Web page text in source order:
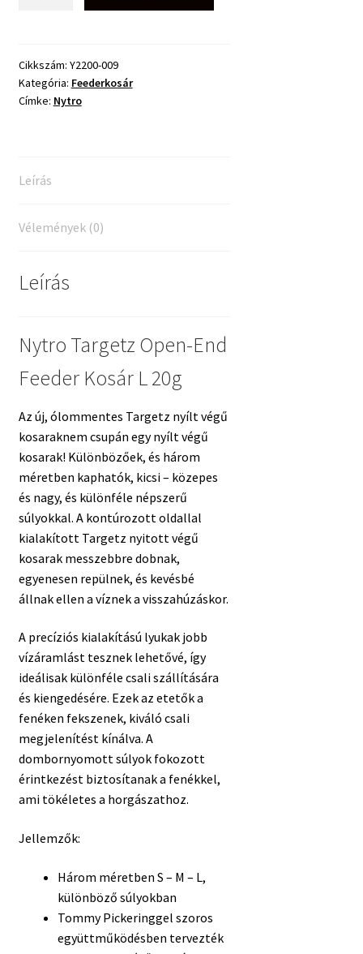
Feeder
Kosár
L
Cikkszám: Y2200-009
Kategória: Feederkosár
Címke: Nytro
Leírás
Vélemények (0)
Leírás
Nytro Targetz Open-End
Feeder Kosár L 20g
Az új, ólommentes Targetz nyílt végű
kosaraknem csupán egy nyílt végű
kosarak! Különbözőek, és három
méretben kaphatók, kicsi – közepes
és nagy, és különféle népszerű
súlyokkal. A kontúrozott oldallal
kialakított Targetz nyitott végű
kosarak messzebbre dobnak,
egyenesen repülnek, és kevésbé
állnak ellen a víznek a visszahúzáskor.
A precíziós kialakítású lyukak jobb
vízáramlást tesznek lehetővé, így
ideálisak különféle csali szállítására
és kiengedésére. Ezek az etetők a
fenéken fekszenek, kiváló csali
megjelenítést kínálva. A
dombornyomott súlyok fokozott
érintkezést biztosítanak a fenékkel,
ami tökéletes a horgászathoz.
Jellemzők:
Három méretben S – M – L,
különböző súlyokban
Tommy Pickeringgel szoros
együttműködésben tervezték